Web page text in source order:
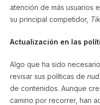
atención de más usuarios
su principal competidor,
Actualización en las
Algo que ha sido
revisar sus políticas de
de contenidos. Aunque
camino por recorrer, han